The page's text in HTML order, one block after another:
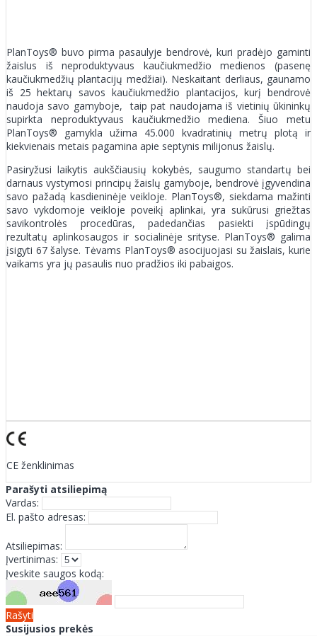
PlanToys® buvo pirma pasaulyje bendrovė, kuri pradėjo gaminti
žaislus iš neproduktyvaus kaučiukmedžio medienos (pasenę
kaučiukmedžių plantacijų medžiai). Neskaitant derliaus, gaunamo
iš 25 hektarų savos kaučiukmedžio plantacijos, kurį bendrovė
naudoja savo gamyboje, taip pat naudojama iš vietinių ūkininkų
supirkta neproduktyvaus kaučiukmedžio mediena. Šiuo metu
PlanToys® gamykla užima 45.000 kvadratinių metrų plotą ir
kiekvienais metais pagamina apie septynis milijonus žaislų.
Pasiryžusi laikytis aukščiausių kokybės, saugumo standartų bei
darnaus vystymosi principų žaislų gamyboje, bendrovė įgyvendina
savo pažadą kasdieninėje veikloje. PlanToys®, siekdama mažinti
savo vykdomoje veikloje poveikį aplinkai, yra sukūrusi griežtas
savikontrolės procedūras, padedančias pasiekti įspūdingų
rezultatų aplinkosaugos ir socialinėje srityse. PlanToys® galima
įsigyti 67 šalyse. Tėvams PlanToys® asocijuojasi su žaislais, kurie
vaikams yra jų pasaulis nuo pradžios iki pabaigos.
CE ženklinimas
Parašyti atsiliepimą
Vardas:
El. pašto adresas:
Atsiliepimas:
Įvertinimas:
Įveskite saugos kodą:
Rašyti
Susijusios prekės